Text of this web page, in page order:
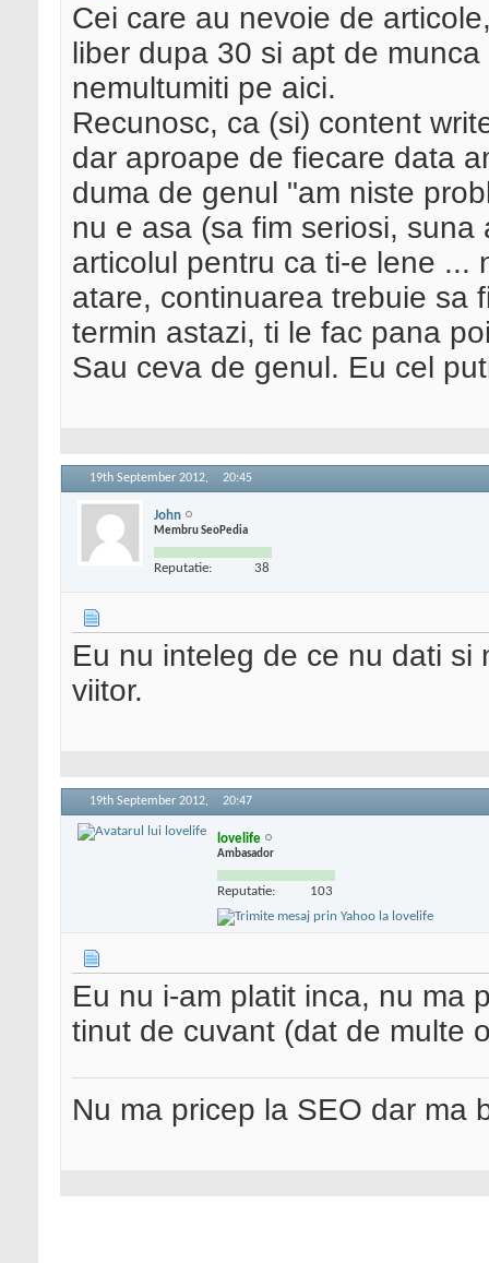
Cei care au nevoie de
liber dupa 30 si apt de munca
nemultumiti pe aici.
Recunosc, ca (si) content
dar aproape de fiecare data
duma de genul "am niste
nu e asa (sa fim seriosi,
articolul pentru ca ti-e lene ...
atare, continuarea trebuie sa
termin astazi, ti le fac pana
Sau ceva de genul. Eu cel
19th September 2012, 20:45
John
Membru SeoPedia
Reputatie: 38
Eu nu inteleg de ce nu dati si
viitor.
19th September 2012, 20:47
lovelife
Ambasador
Reputatie: 103
Eu nu i-am platit inca, nu ma
tinut de cuvant (dat de multe
Nu ma pricep la SEO dar ma